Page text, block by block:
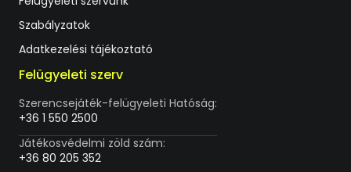
Szabályzatok
Adatkezelési tájékoztató
Felügyeleti szerv
Szerencsejáték-felügyeleti Hatóság:
+36 1 550 2500
Játékosvédelmi zöld szám:
+36 80 205 352